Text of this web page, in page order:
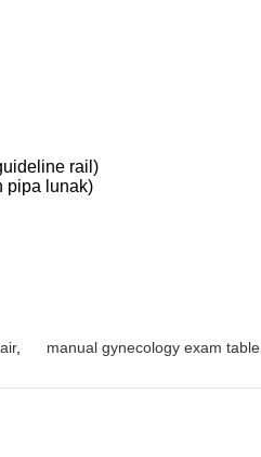
rail)
pipa lunak)
, manual gynecology exam table